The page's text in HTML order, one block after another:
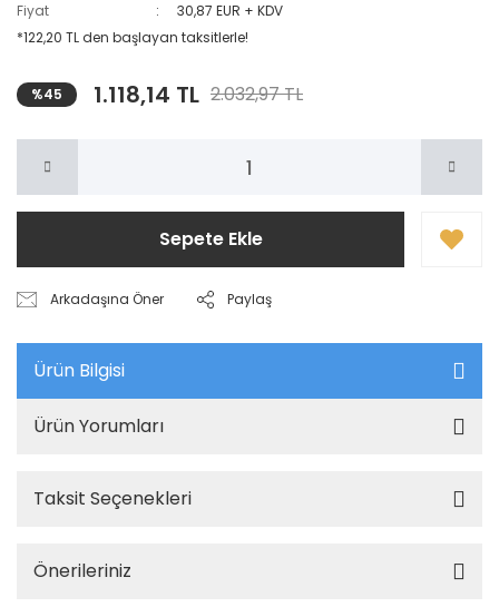
Fiyat
30,87 EUR + KDV
*122,20 TL den başlayan taksitlerle!
%45 1.118,14 TL 2.032,97 TL
Sepete Ekle
Arkadaşına Öner Paylaş
Ürün Bilgisi
Ürün Yorumları
Taksit Seçenekleri
Önerileriniz